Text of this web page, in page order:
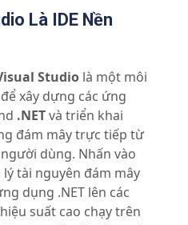
Là IDE Nền
Studio là một môi
xây dựng các ứng
.NETvà triển khai
đám mây trực tiếp từ
dùng. Nhấn vào
lý tài nguyên đám mây
dụng .NET lên các
suất cao chạy trên